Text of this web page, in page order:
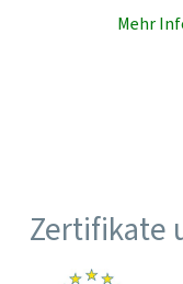
Mehr
Zertifikate